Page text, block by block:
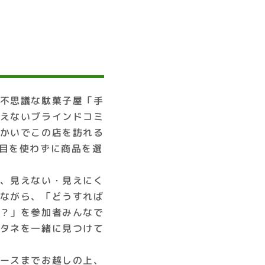
思議な駄菓子屋「手
ないブラインドコミ
いでこの店を訪れる
を使わずに商品を選
見えない・見えにく
がら、「どうすれば
」を参加者みんなで
ネを一緒に見つけて
スまでお越しの上、